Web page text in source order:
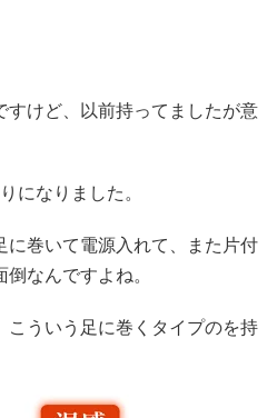
すけど、以前持ってましたが意
になりました。
に巻いて電源入れて、また片付
なんですよね。
こういう足に巻くタイプのを持